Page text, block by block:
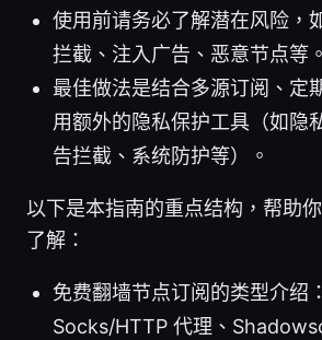
使用前请务必了解潜在风险，
拦截、注入广告、恶意节点等。
最佳做法是结合多源订阅、定
用额外的隐私保护工具（如隐
告拦截、系统防护等）。
以下是本指南的重点结构，帮助
了解：
免费翻墙节点订阅的类型介绍
Socks/HTTP 代理、